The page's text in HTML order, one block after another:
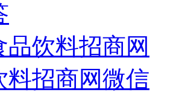
品饮料招商网
料招商网微信